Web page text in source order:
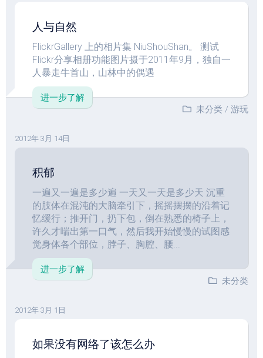
人与自然
FlickrGallery 上的相片集 NiuShouShan。 测试
Flickr分享相册功能图片摄于2011年9月，独自一
人暴走牛首山，山林中的偶遇
进一步了解
未分类 / 游玩
2012年 3月 14日
积郁
一遍又一遍是多少遍 一天又一天是多少天 沉重
的肢体在混沌的大脑牵引下，摇摇摆摆的沿着记
忆缓行；推开门，扔下包，倒在熟悉的椅子上，
许久才喘出第一口气，然后我开始慢慢的试图感
觉身体各个部位，脖子、胸腔、腰...
进一步了解
未分类
2012年 3月 1日
如果没有网络了该怎么办